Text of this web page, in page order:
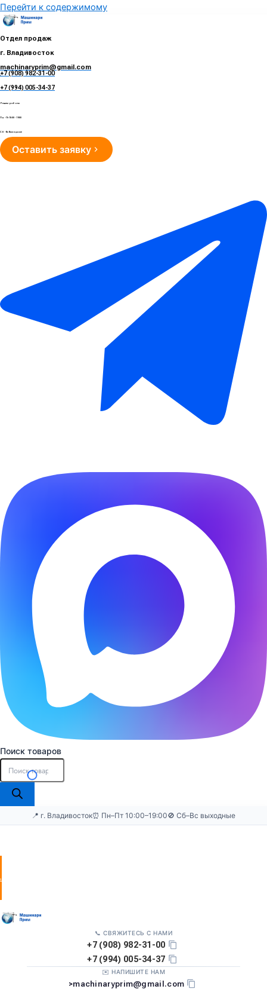
Перейти к содержимому
Отдел продаж
г. Владивосток
machinaryprim@gmail.com
+7 (908) 982-31-00
+7 (994) 005-34-37
Режим работы
Пн - Пт 10:00 - 19:00
Сб - Вс Выходные
Оставить заявку
Поиск товаров
📍 г. Владивосток⏰ Пн–Пт 10:00–19:00🚫 Сб–Вс выходные
заявку
📞 СВЯЖИТЕСЬ С НАМИ
+7 (908) 982-31-00
+7 (994) 005-34-37
✉️ НАПИШИТЕ НАМ
>machinaryprim@gmail.com